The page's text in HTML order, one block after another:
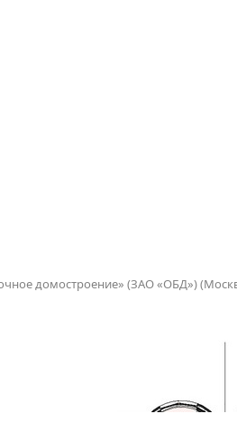
домостроение» (ЗАО «ОБД»)